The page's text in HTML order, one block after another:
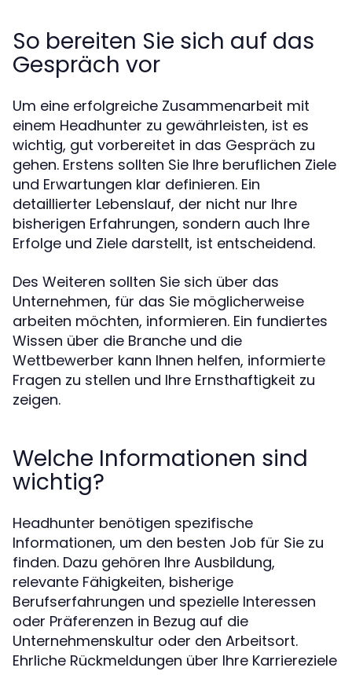
So bereiten Sie sich auf das
Gespräch vor
Um eine erfolgreiche Zusammenarbeit mit
einem Headhunter zu gewährleisten, ist es
wichtig, gut vorbereitet in das Gespräch zu
gehen. Erstens sollten Sie Ihre beruflichen Ziele
und Erwartungen klar definieren. Ein
detaillierter Lebenslauf, der nicht nur Ihre
bisherigen Erfahrungen, sondern auch Ihre
Erfolge und Ziele darstellt, ist entscheidend.
Des Weiteren sollten Sie sich über das
Unternehmen, für das Sie möglicherweise
arbeiten möchten, informieren. Ein fundiertes
Wissen über die Branche und die
Wettbewerber kann Ihnen helfen, informierte
Fragen zu stellen und Ihre Ernsthaftigkeit zu
zeigen.
Welche Informationen sind
wichtig?
Headhunter benötigen spezifische
Informationen, um den besten Job für Sie zu
finden. Dazu gehören Ihre Ausbildung,
relevante Fähigkeiten, bisherige
Berufserfahrungen und spezielle Interessen
oder Präferenzen in Bezug auf die
Unternehmenskultur oder den Arbeitsort.
Ehrliche Rückmeldungen über Ihre Karriereziele